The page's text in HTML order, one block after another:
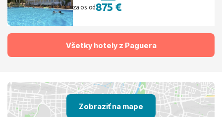
za os. od 875 €
Všetky hotely z Paguera
Zobraziť na mape